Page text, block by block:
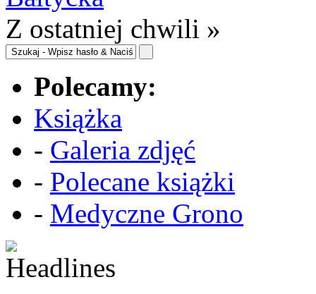
Z ostatniej chwili »
Polecamy:
Książka
- Galeria zdjęć
- Polecane książki
- Medyczne Grono